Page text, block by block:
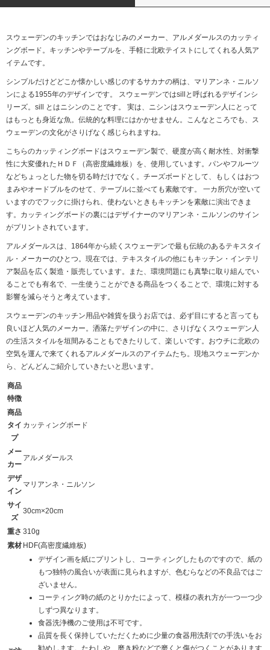
スウェーデンのキッチンではおなじみのメーカー、アルメダールスのカッティ
ングボード。キッチンやテーブルを、手軽に北欧テイストにしてくれる人気ア
イテムです。
シンプルだけどどこか懐かしい感じのするサカナの柄は、マリアンネ・ニルソ
ンによる1955年のデザインです。 スウェーデンではsillと呼ばれるデザインシ
リーズ。sill とはニシンのことです。 実は、ニシンはスウェーデン人にとって
はもっとも身近な魚。伝統的な料理にはかかせません。こんなところでも、ス
ウェーデンの文化がさりげなく感じられますね。
こちらのカッティングボードはスウェーデン製で、硬度が高く耐水性、対衝撃
性に大変優れたＨＤＦ（高密度繊維板）を、使用しています。パンやフルーツ
などちょっとした物を切る時だけでなく。チーズボードとして、もしくはおつ
まみやオードブルをのせて、テーブルに並べても素敵です。 一カ所穴が空いて
いますのでフックに掛けられ、使わないときもキッチンを素敵に演出できま
す。カッティングボードの裏にはデザイナーのマリアンネ・ニルソンのサイン
がプリントされています。
アルメダールスは、1864年から続くスウェーデンで最も伝統のあるテキスタイ
ル・メーカーのひとつ。現在では、テキスタイルの他にもキッチン・インテリ
ア製品を広く製造・販売しています。また、環境問題にも真摯に取り組んでい
ることでも有名で、一生使うことができる商品をつくることで、環境に対する
影響を減らそうと考えています。
スウェーデンのキッチン用品や雑貨を扱うお店では、必ず目にすると言っても
良いほど人気のメーカー。洒落たデザインの中に、さりげなくスウェーデン人
の生活スタイルを垣間みることもできたりして、楽しいです。おウチに北欧の
空気を運んで来てくれるアルメダールスのアイテムたち。現地スウェーデンか
ら、どんどんご紹介していきたいと思います。
商品
特徴
商品
タイ
プ
カッティングボード
メー
カー
アルメダールス
デザ
イン
マリアンネ・ニルソン
サイ
ズ
30cm×20cm
重さ 310g
素材 HDF(高密度繊維板)
デザイン画を紙にプリントし、コーティングしたものですので、紙の
もつ独特の風合いが表面に見られますが、色むらなどの不良品ではご
ざいません。
コーティング時の紙のとりかたによって、模様の表れ方が一つ一つ少
しずつ異なります。
食器洗浄機のご使用は不可です。
品質を長く保持していただくために少量の食器用洗剤での手洗いをお
勧めします。たわしや、磨き粉などで磨くと傷がつくことがあります